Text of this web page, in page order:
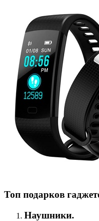
Топ подарков
Наушники.